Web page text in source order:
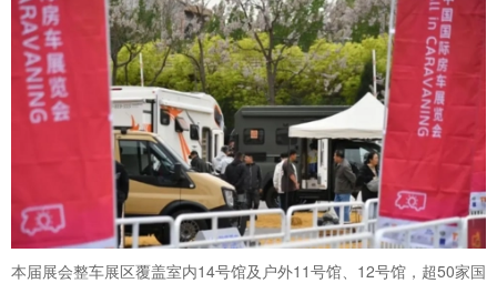
本届展会整车展区覆盖室内14号馆及户外11号馆、12号馆，超50家国